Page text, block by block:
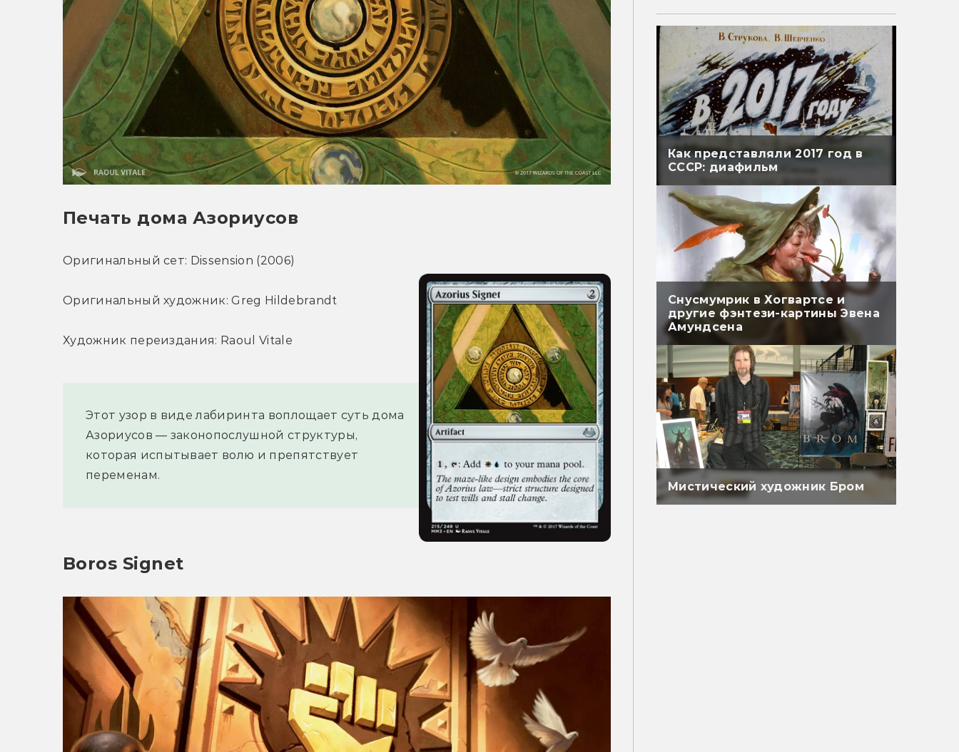
Печать дома Азориусов
Оригинальный сет: Dissension (2006)
Оригинальный художник: Greg Hildebrandt
Художник переиздания: Raoul Vitale
Этот узор в виде лабиринта воплощает суть дома
Азориусов — законопослушной структуры,
которая испытывает волю и препятствует
переменам.
Boros Signet
Как представляли 2017 год в
СССР: диафильм
Снусмумрик в Хогвартсе и
другие фэнтези-картины Эвена
Амундсена
Мистический художник Бром